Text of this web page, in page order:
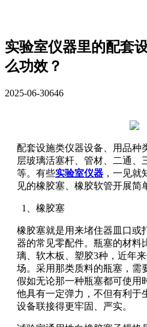
实验室仪器里的配套
么功效？
2025-06-30646
配套设施类仪器设备、用品种
层玻璃活塞杆、管材、二通、
等。有些实验室仪器 ，一见就
见的橡胶塞、橡胶软管开展简
1、橡胶塞
橡胶塞就是用来堵住器皿口或
器的常见零配件。瓶塞的材料
璃、软木板、塑胶3种，近年
场。采用那类质料的瓶塞，需
假如无论那一种瓶塞都可使用
他具有一定弹力，不但有利于
设备联接得更牢固、严实。